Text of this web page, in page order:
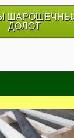
ДОЛОТ